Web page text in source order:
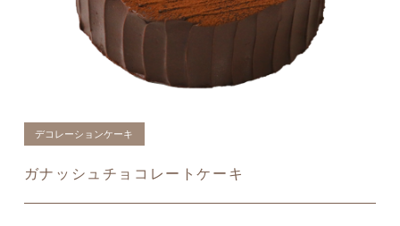
デコレーションケーキ
ガナッシュチョコレートケーキ